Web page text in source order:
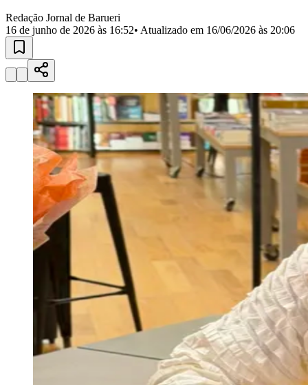
VistaCalifórniaCarapicuíba
RegiãoCotia Cruz PretaEngenho NovoFazenda
Militar
Califórnia
Esperança
JulioJardim Líbano
MutingaJardim ParaísoJardim PaulistaJardim ReginaliceJardim São
Jardim São PedroJardim São Silvestre Jardim Silveira
Jardim
Jardim TupanciMutingaNova AldeinhaOsascoParque dos
CamargosParque ImperialParque Santa LuziaParque VianaPirapora
do Bom JesusRecanto PhrynéaSantana de
ParnaíbaSilveiraTamboréVale do Sol Vila BarrosVila Boa VistaVila
do CondeVila Engenho Novo Vila Márcia Vila Nossa Sra. da
Vila PortoVotupoca
Para Sua Empresa
Anuncie no Portal
Guia de Empresas
Divulgar Vagas
Novo
Publicidade Legal
Negócios Regionais
Segurança Regional
Hospitais Estaduais
Parques & Represas
Cidades da Região
Santana de Parnaíba
CarapicuíbaJandiraItapeviCotiaPirapora
CajamarCaieirasFranco da
Redação Jornal de Barueri
16 de junho de 2026 às 16:52• Atualizado em 16/06/2026 às 20:06